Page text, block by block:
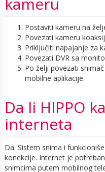
Postaviti kameru na
Povezati kameru
Priključiti napajanje za
Povezati DVR sa
Po želji povezati
mobilne aplikacije.
Da li HIPPO
interneta
Da. Sistem snima i
konekcije. Internet je
snimcima putem mobilnog